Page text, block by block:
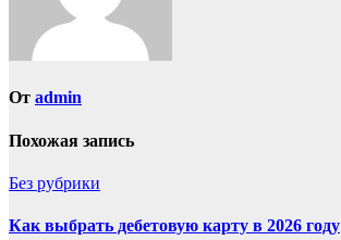
От admin
Похожая запись
Без рубрики
Как выбрать дебетовую карту в 2026 году